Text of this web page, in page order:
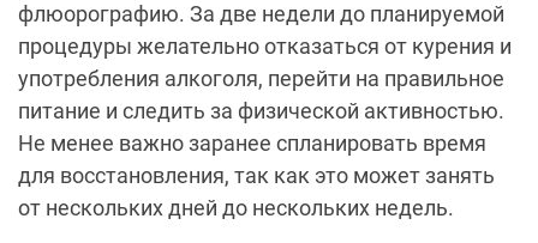
флюорографию. За две недели до планируемой
процедуры желательно отказаться от курения и
употребления алкоголя, перейти на правильное
питание и следить за физической активностью.
Не менее важно заранее спланировать время
для восстановления, так как это может занять
от нескольких дней до нескольких недель.